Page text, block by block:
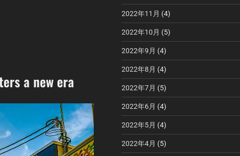
a new era
2022年11月 (4)
2022年10月 (5)
2022年9月 (4)
2022年8月 (4)
2022年7月 (5)
2022年6月 (4)
2022年5月 (4)
2022年4月 (5)